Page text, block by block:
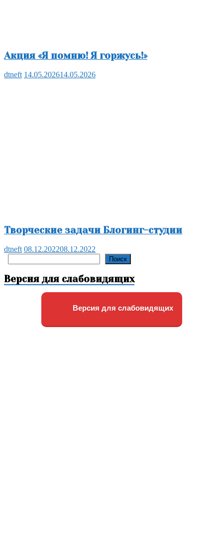
Акция «Я помню! Я горжусь!»
dtneft 14.05.202614.05.2026
Творческие задачи Блогинг-студии
dtneft 08.12.202208.12.2022
Поиск
Версия для слабовидящих
Версия для слабовидящих